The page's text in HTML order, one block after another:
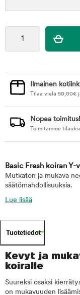
Ilmainen
Tilaa vielä 50,00€
Nopea toimitus!
Toimitamme
Basic Fresh koiran Y-
Mutkaton ja mukava
säätömahdollisuuksia.
Lue lisää
Tuotetiedot
Kevyt ja
koiralle
Suureksi osaksi
on mukavuuden